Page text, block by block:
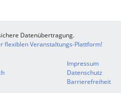
Datenübertragung.
flexiblen Veranstaltungs-Plattform!
Impressum
Datenschutz
Barrierefreiheit